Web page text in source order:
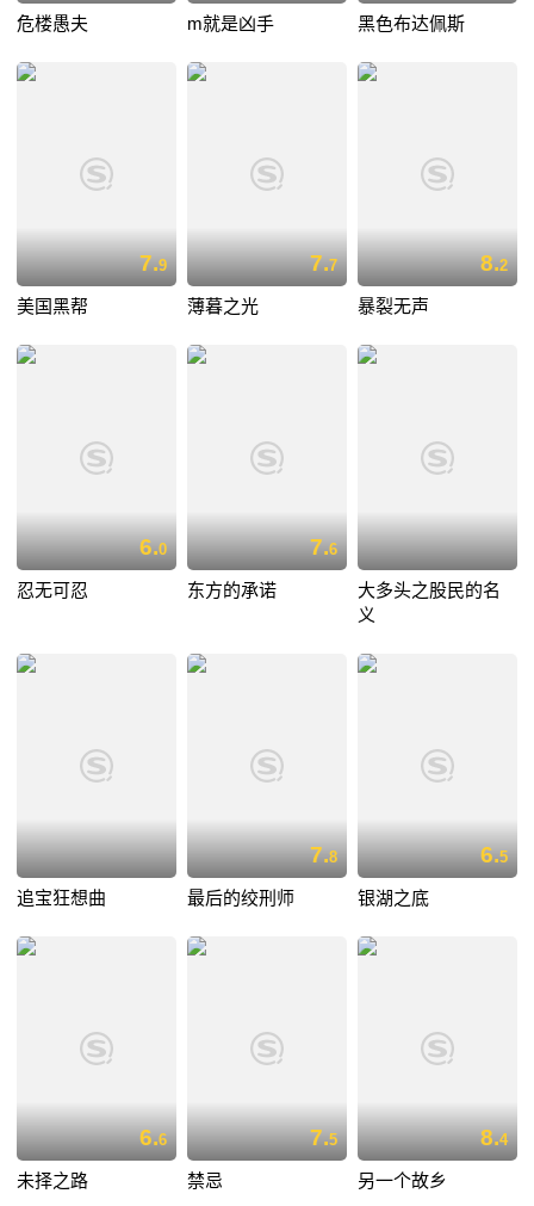
危楼愚夫 m就是凶手 黑色布达佩斯
7.9
美国黑帮
7.7
薄暮之光
8.2
暴裂无声
6.0
忍无可忍
7.6
东方的承诺
大多头之股民的名
义
追宝狂想曲
7.8
最后的绞刑师
6.5
银湖之底
6.6
未择之路
7.5
禁忌
8.4
另一个故乡